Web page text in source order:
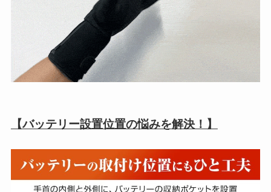
【バッテリー設置位置の悩みを解決！】